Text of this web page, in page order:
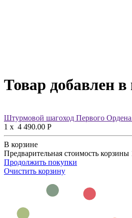
Товар добавлен в
Штурмовой шагоход Первого
1 x 4 490.00 Р
В корзине
Предварительная стоимость корзины
Продолжить покупки
Очистить корзину